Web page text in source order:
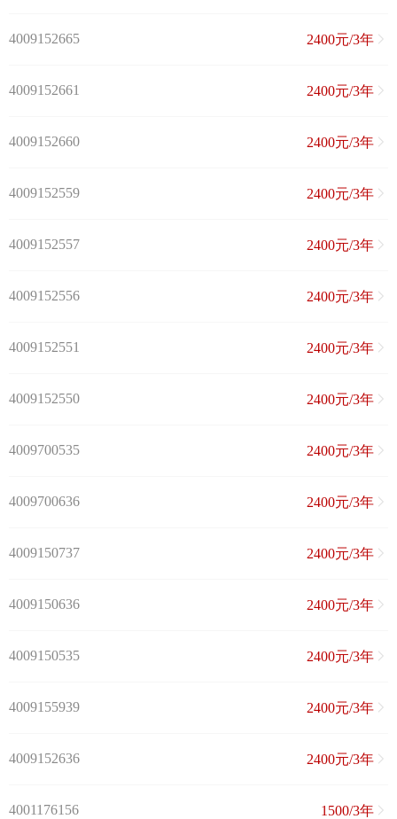
4009152665 2400元/3年
4009152661 2400元/3年
4009152660 2400元/3年
4009152559 2400元/3年
4009152557 2400元/3年
4009152556 2400元/3年
4009152551 2400元/3年
4009152550 2400元/3年
4009700535 2400元/3年
4009700636 2400元/3年
4009150737 2400元/3年
4009150636 2400元/3年
4009150535 2400元/3年
4009155939 2400元/3年
4009152636 2400元/3年
4001176156 1500/3年